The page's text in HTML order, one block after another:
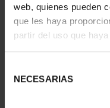
web, quienes pueden
que les haya
partir del uso que
NECESARIAS
CAPITALES
- CUENCA
73,00 €